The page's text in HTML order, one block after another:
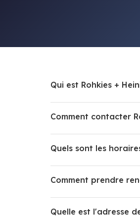
Qui est Rohkies +
Comment contacter
Quels sont les
Comment prendre
Quelle est l'adresse